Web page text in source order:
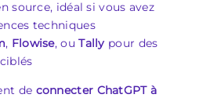
source, idéal si vous avez
techniques
, Flowise, ouTally pour des
de connecter ChatGPT à